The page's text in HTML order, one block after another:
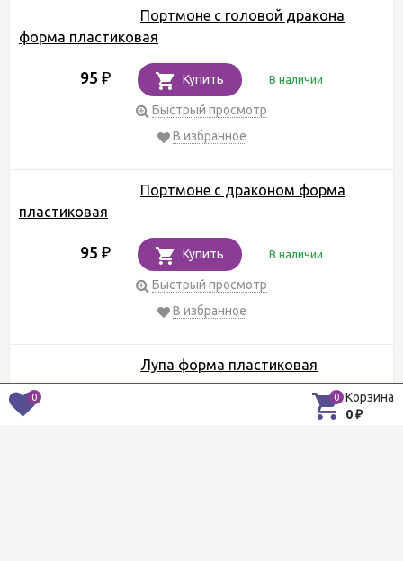
Портмоне с головой дракона
форма пластиковая
95 ₽ Купить В наличии
Быстрый просмотр
В избранное
Портмоне с драконом форма
пластиковая
95 ₽ Купить В наличии
Быстрый просмотр
В избранное
Лупа форма пластиковая
В наличии
0 0 Корзина
0 ₽